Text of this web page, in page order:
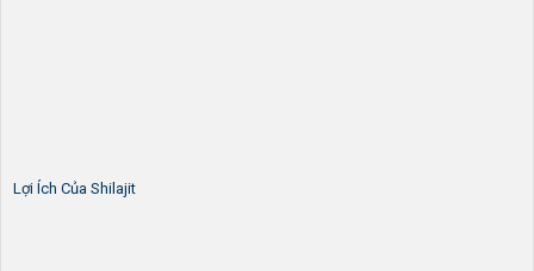
Lợi Ích Của Shilajit